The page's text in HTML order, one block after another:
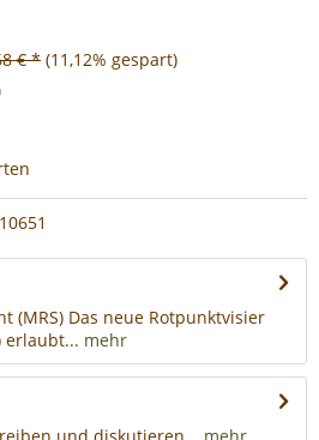
€ * (11,12% gespart)
(MRS) Das neue Rotpunktvisier
erlaubt... mehr